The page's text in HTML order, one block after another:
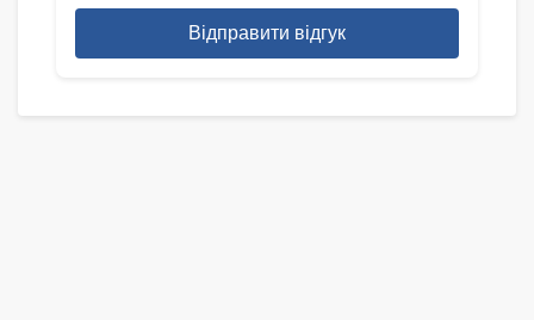
Відправити відгук